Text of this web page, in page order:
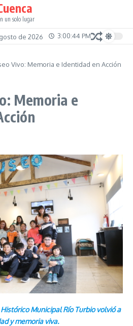
un solo lugar
de 2026 3:00:44 PM
Vivo: Memoria e Identidad en Acción
Memoria e
Municipal Río Turbio volvió a
y memoria viva.